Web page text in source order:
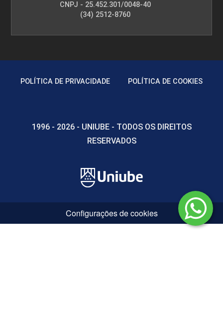
CNPJ - 25.452.301/0048-40
(34) 2512-8760
POLÍTICA DE PRIVACIDADE POLÍTICA DE COOKIES
1996 - 2026 - UNIUBE - TODOS OS DIREITOS
RESERVADOS
Configurações de cookies